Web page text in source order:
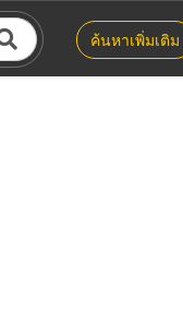
ค้นหาเพิ่มเติม